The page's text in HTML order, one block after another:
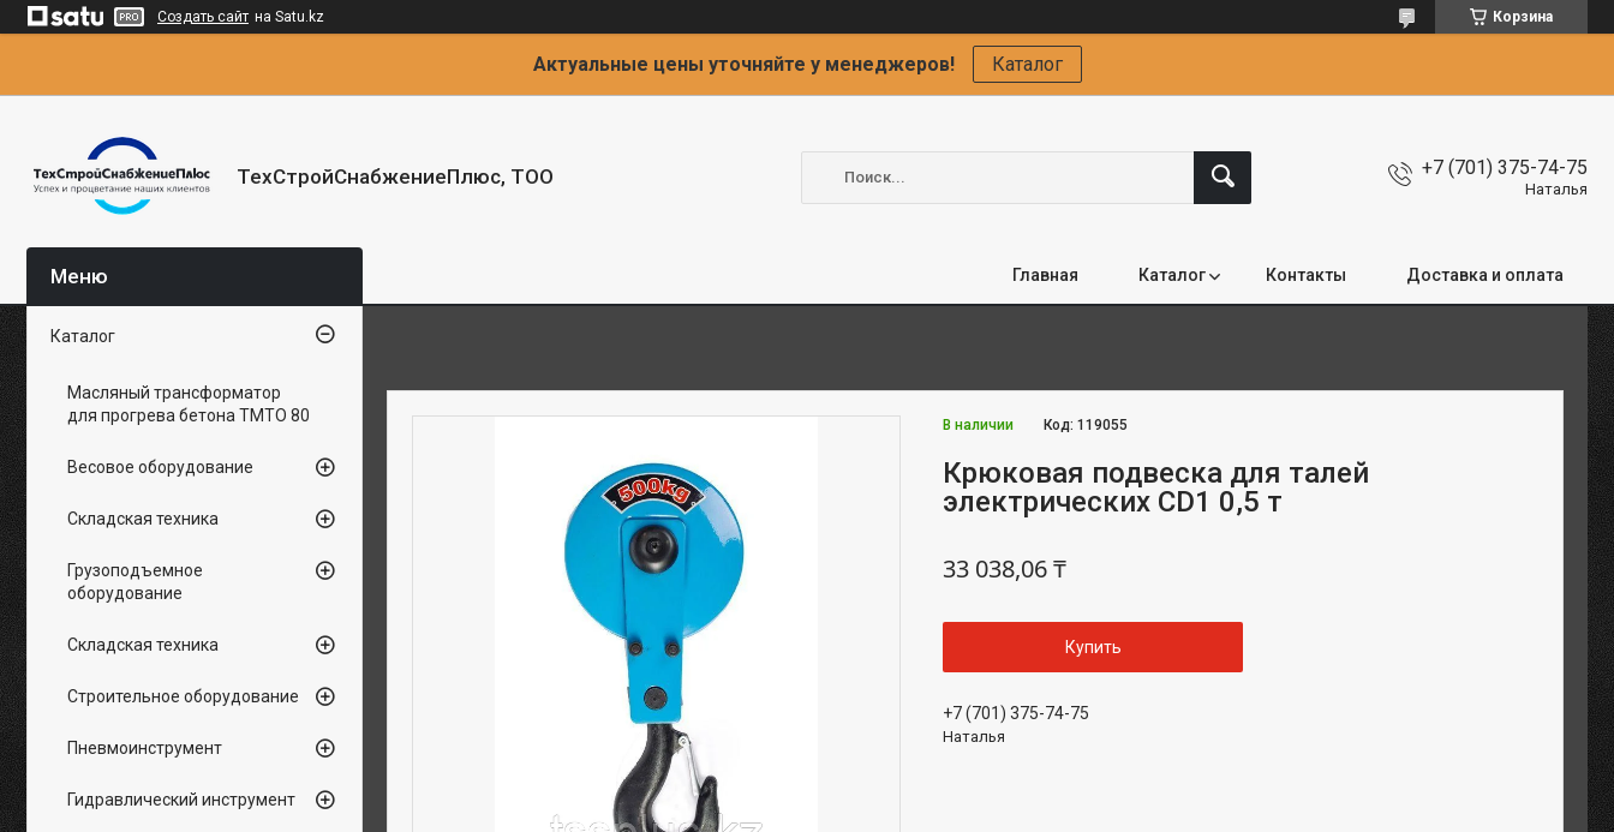
Создать сайт на Satu.kz Корзина
Актуальные цены уточняйте у менеджеров! Каталог
ТехСтройСнабжениеПлюс, ТОО +7 (701) 375-74-75
Наталья
Главная Каталог Контакты Доставка и оплата
В наличии Код:119055
Крюковая подвеска для талей
электрических CD1 0,5 т
33 038,06 ₸
Купить
+7 (701) 375-74-75
Наталья
Каталог
Масляный трансформатор
для прогрева бетона ТМТО 80
Весовое оборудование
Складская техника
Грузоподъемное
оборудование
Складская техника
Строительное оборудование
Пневмоинструмент
Гидравлический инструмент